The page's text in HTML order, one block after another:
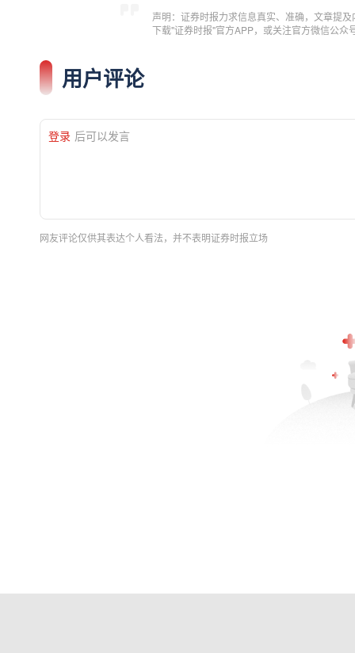
声明：证券时报力求信息真实、准确，文章提
下载"证券时报"官方APP，或关注官方微信公
用户评论
登录 后可以发言
网友评论仅供其表达个人看法，并不表明证券时报立场